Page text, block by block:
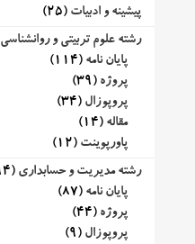
پیشینه و ادبیات (25)
رشته علوم تربیتی و روانشناسی
پایان نامه (114)
پروژه (39)
پروپوزال (34)
مقاله (14)
پاورپوینت (12)
رشته مدیریت و حسابداری (194)
پایان نامه (87)
پروژه (44)
پروپوزال (9)